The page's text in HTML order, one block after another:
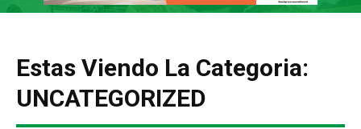
Estas Viendo La Categoria:
UNCATEGORIZED